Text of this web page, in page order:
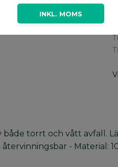
torrt och vått avfall.
- Material:
INKL. MOMS